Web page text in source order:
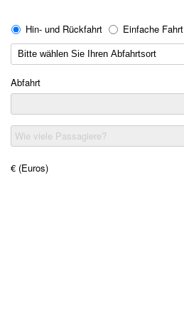
Hin- und Rückfahrt Einfache Fahrt
Abfahrt
Wie viele Passagiere?
€ (Euros)